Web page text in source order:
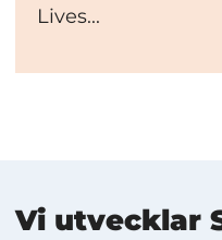
Lives...
Mer
Vi utvecklar